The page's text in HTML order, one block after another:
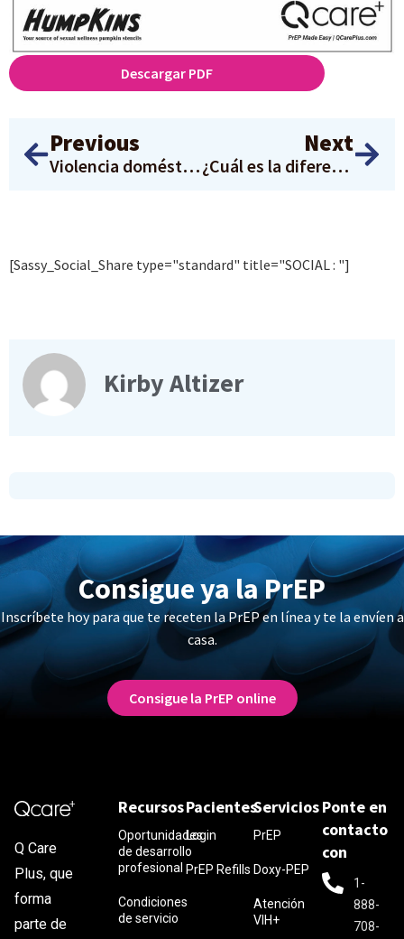
Descargar PDF
Previous
Violencia doméstica y VIH: ¿Cómo están conectados?
Next
¿Cuál es la diferencia entre la PPrE y la PPE?
[Sassy_Social_Share type="standard" title="SOCIAL : "]
Kirby Altizer
Consigue ya la PrEP
Inscríbete hoy para que te receten la PrEP en línea y te la envíen a
casa.
Consigue la PrEP online
Q Care
Plus, que
forma
parte de
Recursos
Oportunidades
de desarrollo
profesional
Condiciones
de servicio
Pacientes
Login
PrEP Refills
Servicios
PrEP
Doxy-PEP
Atención
VIH+
Ponte en
contacto
con
1-
888-
708-